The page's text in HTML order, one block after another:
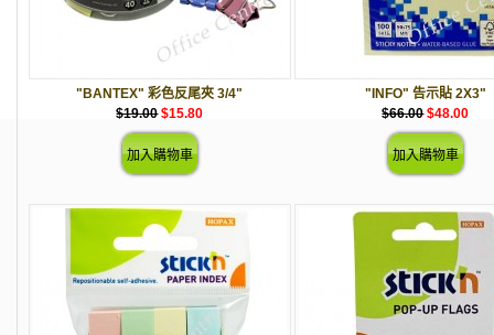
"BANTEX" 彩色反尾夾 3/4"
$19.00 $15.80
"INFO" 告示貼 2X3"
$66.00 $48.00